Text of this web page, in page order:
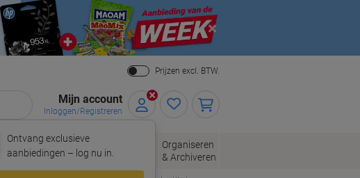
Close
Prijzen excl. BTW.
Mijn account
Inloggen/Registreren
Ontvang exclusieve
aanbiedingen – log nu in.
Enveloppen
& Verpakken
Kantoorartikelen
Organiseren
& Archiveren